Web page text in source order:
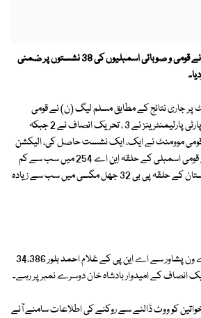
الیکشن کمیشن آف پاکستان نے قومی و صوبائی اسمبلیوں کی 38 نشستوں پر ضمنی
جاری نتائج کے مطابق مسلم لیگ (ن) نے قومی
اسمبلی کی 5 ، پاکستان پیپلز پارٹی پارلیمنٹرینز نے 3 ، تحریک انصاف نے 2 جبکہ
قومی موومنٹ نے ایک، ایک نشست حاصل کی، الیکشن
کمیشن کے مطابق کراچی سے قومی اسمبلی کے حلقہ این اے 254 میں سب سے کم
ٹرن آؤٹ 17 فیصد جبکہ بلوچستان کے حلقہ پی بی 32 جھل مگسی میں سب سے زیادہ
قومی اسمبلی کے حلقہ این اے ون پشاور سے اے این پی کے غلام احمد بلور 34،386
انصاف کے امیدوار بادشاہ خان دوسرے نمبر پر رہے۔
اور این اے 27 میں خواتین کو ووٹ ڈالنے سے روکنے کی اطلاعات سامنے آنے